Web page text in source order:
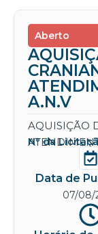
Aberto
A.N.V
AQUISIÇÃO
Nº da
Data de
07/08/